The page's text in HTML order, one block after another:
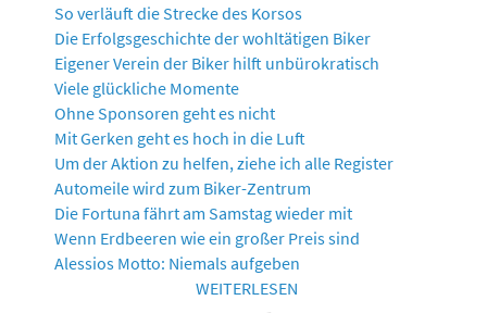
So verläuft die Strecke des Korsos
Die Erfolgsgeschichte der wohltätigen Biker
Eigener Verein der Biker hilft unbürokratisch
Viele glückliche Momente
Ohne Sponsoren geht es nicht
Mit Gerken geht es hoch in die Luft
Um der Aktion zu helfen, ziehe ich alle Register
Automeile wird zum Biker-Zentrum
Die Fortuna fährt am Samstag wieder mit
Wenn Erdbeeren wie ein großer Preis sind
Alessios Motto: Niemals aufgeben
WEITERLESEN